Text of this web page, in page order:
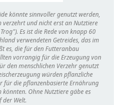
könnte sinnvoller genutzt werden,
verzehrt und nicht erst an Nutztiere
). Es ist die Rede von knapp 60
verwendeten Getreides, das im
es, die für den Futteranbau
vorrangig für die Erzeugung von
den menschlichen Verzehr genutzt
würden pflanzliche
für die pflanzenbasierte Ernährung
könnten. Ohne Nutztiere gäbe es
der Welt.